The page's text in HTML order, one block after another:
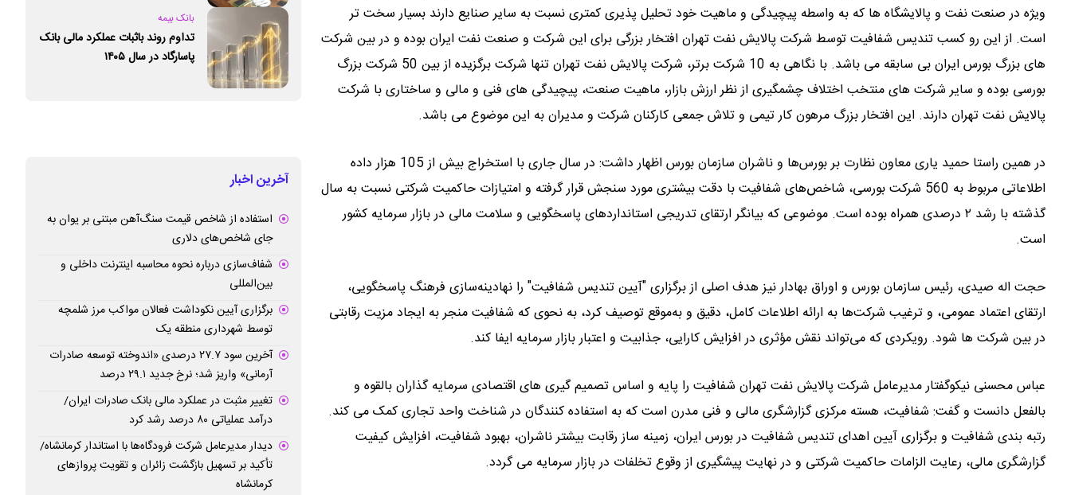
ویژه در صنعت نفت و پالایشگاه ها که به واسطه پیچیدگی و ماهیت خود تحلیل پذیری کمتری نسبت به سایر صنایع دارند بسیار سخت تر
است. از این رو کسب تندیس شفافیت توسط شرکت پالایش نفت تهران افتخار بزرگی برای این شرکت و صنعت نفت ایران بوده و در بین شرکت
های بزرگ بورس ایران بی سابقه می باشد. با نگاهی به 10 شرکت برتر، شرکت پالایش نفت تهران تنها شرکت برگزیده از بین 50 شرکت بزرگ
بورسی بوده و سایر شرکت های منتخب اختلاف چشمگیری از نظر ارزش بازار، ماهیت صنعت، پیچیدگی های فنی و مالی و ساختاری با شرکت
پالایش نفت تهران دارند. این افتخار بزرگ مرهون کار تیمی و تلاش جمعی کارکنان شرکت و مدیران به این موضوع می باشد.
در همین راستا حمید یاری معاون نظارت بر بورس‌ها و ناشران سازمان بورس اظهار داشت: در سال جاری با استخراج بیش از 105 هزار داده
اطلاعاتی مربوط به 560 شرکت بورسی، شاخص‌های شفافیت با دقت بیشتری مورد سنجش قرار گرفته و امتیازات حاکمیت شرکتی نسبت به سال
گذشته با رشد ۲ درصدی همراه بوده است. موضوعی که بیانگر ارتقای تدریجی استانداردهای پاسخگویی و سلامت مالی در بازار سرمایه کشور
است.
حجت اله صیدی، رئیس سازمان بورس و اوراق بهادار نیز هدف اصلی از برگزاری "آیین تندیس شفافیت" را نهادینه‌سازی فرهنگ پاسخگویی،
ارتقای اعتماد عمومی، و ترغیب شرکت‌ها به ارائه اطلاعات کامل، دقیق و به‌موقع توصیف کرد، به نحوی که شفافیت منجر به ایجاد مزیت رقابتی
در بین شرکت ها شود. رویکردی که می‌تواند نقش مؤثری در افزایش کارایی، جذابیت و اعتبار بازار سرمایه ایفا کند.
عباس محسنی نیکوگفتار مدیرعامل شرکت پالایش نفت تهران شفافیت را پایه و اساس تصمیم گیری های اقتصادی سرمایه گذاران بالقوه و
بالفعل دانست و گفت: شفافیت، هسته مرکزی گزارشگری مالی و فنی مدرن است که به استفاده کنندگان در شناخت واحد تجاری کمک می کند.
رتبه بندی شفافیت و برگزاری آیین اهدای تندیس شفافیت در بورس ایران، زمینه ساز رقابت بیشتر ناشران، بهبود شفافیت، افزایش کیفیت
گزارشگری مالی، رعایت الزامات حاکمیت شرکتی و در نهایت پیشگیری از وقوع تخلفات در بازار سرمایه می گردد.
بانک بیمه
تداوم روند باثبات عملکرد مالی بانک
پاسارگاد در سال ۱۴۰۵
آخرین اخبار
استفاده از شاخص قیمت سنگ‌آهن مبتنی بر یوان به
جای شاخص‌های دلاری
شفاف‌سازی درباره نحوه محاسبه اینترنت داخلی و
بین‌المللی
برگزاری آیین نکوداشت فعالان مواکب مرز شلمچه
توسط شهرداری منطقه یک
آخرین سود ۲۷.۷ درصدی «اندوخته توسعه صادرات
آرمانی» واریز شد؛ نرخ جدید ۲۹.۱ درصد
تغییر مثبت در عملکرد مالی بانک صادرات ایران/
درآمد عملیاتی ۸۰ درصد رشد کرد
دیدار مدیرعامل شرکت فرودگاه‌ها با استاندار کرمانشاه/
تأکید بر تسهیل بازگشت زائران و تقویت پروازهای
کرمانشاه